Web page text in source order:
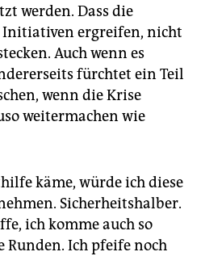
werden. Dass die
Initiativen ergreifen, nicht
Auch wenn es
fürchtet ein Teil
wenn die Krise
weitermachen wie
käme, würde ich diese
Sicherheitshalber.
ich komme auch so
Ich pfeife noch